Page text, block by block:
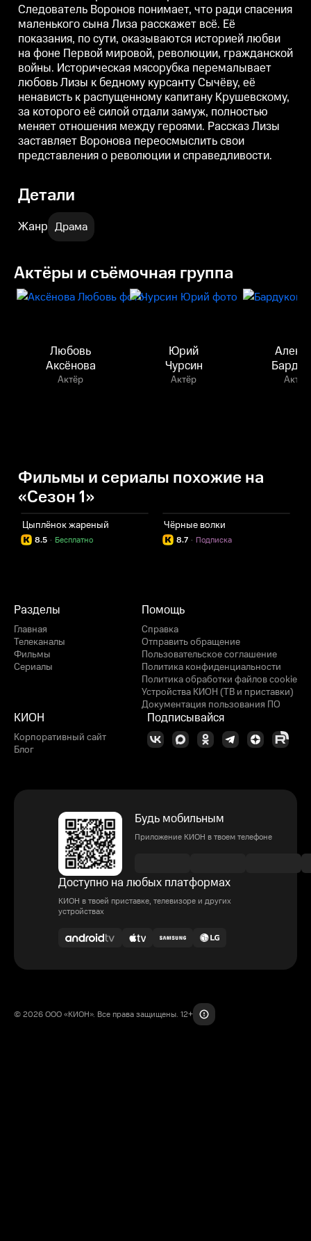
бедному курсанту Сычёву, её
ненависть к распущенному
капитану Крушевскому, за
которого её силой отдали
замуж, полностью меняет
отношения между героями.
Рассказ Лизы заставляет
Воронова переосмыслить свои
представления о революции и
справедливости.
бедному курсанту Сычёву, её
ненависть к распущенному
капитану Крушевскому, за
которого её силой отдали
замуж, полностью меняет
отношения между героями.
Рассказ Лизы заставляет
Воронова переосмыслить свои
представления о революции и
справедливости.
Следователь Воронов понимает, что ради спасения
маленького сына Лиза расскажет всё. Её
показания, по сути, оказываются историей любви
на фоне Первой мировой, революции, гражданской
войны. Историческая мясорубка перемалывает
любовь Лизы к бедному курсанту Сычёву, её
ненависть к распущенному капитану Крушевскому,
за которого её силой отдали замуж, полностью
меняет отношения между героями. Рассказ Лизы
заставляет Воронова переосмыслить свои
представления о революции и справедливости.
Детали
Жанр Драма
Актёры и съёмочная группа
Любовь
Аксёнова
Актёр
Юрий
Чурсин
Актёр Актёр
Фильмы и сериалы похожие на
«Сезон 1»
Цыплёнок жареный
8.5 Бесплатно
·
Чёрные волки
8.7 Подписка
·
Разделы
Главная
Телеканалы
Фильмы
Сериалы
Помощь
Справка
Отправить обращение
Пользовательское соглашение
Политика конфиденциальности
Политика обработки файлов cookie
Устройства КИОН (ТВ и приставки)
Документация пользования ПО
КИОН
Корпоративный сайт
Блог
Подписывайся
Будь мобильным
Приложение КИОН в твоем телефоне
Доступно на любых платформах
КИОН в твоей приставке, телевизоре и других
устройствах
© 2026 ООО «КИОН». Все права защищены. 12+